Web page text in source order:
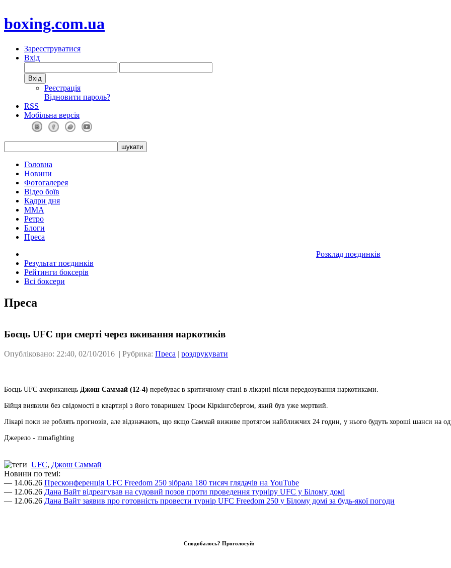
boxing.com.ua
Зареєструватися
Вхід
Реєстрація
Відновити пароль?
RSS
Мобільна версія
Головна
Новини
Фотогалерея
Відео боїв
Кадри дня
ММА
Ретро
Блоги
Преса
Розклад поєдинків
Результат поєдинків
Рейтинги боксерів
Всі боксери
Преса
Боєць UFC при смерті через вживання наркотиків
Опубліковано: 22:40, 02/10/2016 | Рубрика: Преса | роздрукувати
Боєць UFC американець Джош Саммай (12-4) перебуває в критичному стані в лікарні після передозування наркотиками.
Бійця виявили без свідомості в квартирі з його товаришем Троєм Кіркінгсбергом, який був уже мертвий.
Лікарі поки не роблять прогнозів, але відзначають, що якщо Саммай виживе протягом найближчих 24 годин, у нього будуть хороші шанси на
Джерело - mmafighting
UFC, Джош Саммай
Новини по темі:
— 14.06.26 Пресконференція UFC Freedom 250 зібрала 180 тисяч глядачів на YouTube
— 12.06.26 Дана Вайт відреагував на судовий позов проти проведення турніру UFC у Білому домі
— 12.06.26 Дана Вайт заявив про готовність провести турнір UFC Freedom 250 у Білому домі за будь-якої погоди
Сподобалось? Проголосуй: